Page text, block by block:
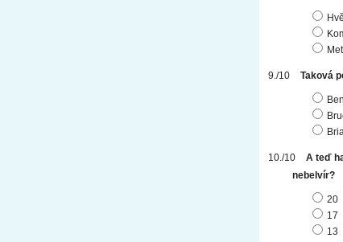
Taková
A teď
nebelvír?
20
17
13